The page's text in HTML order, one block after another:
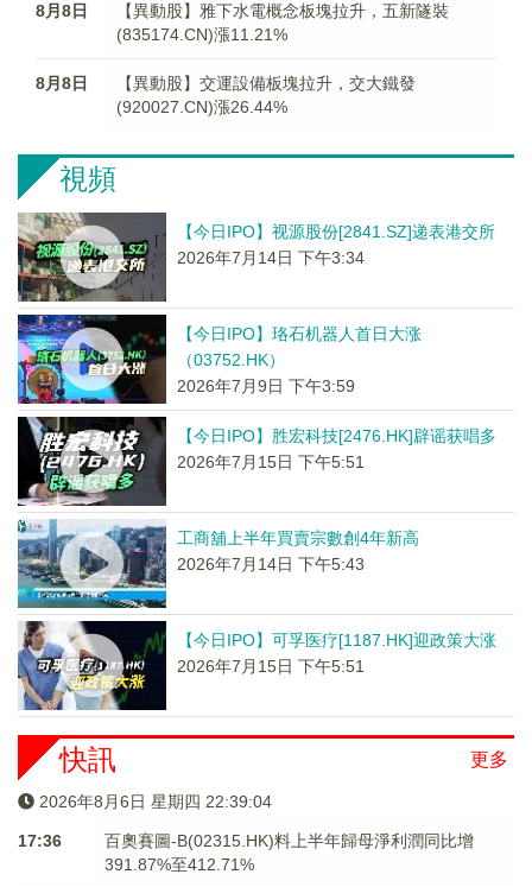
8月8日
【異動股】雅下水電概念板塊拉升，五新隧裝
(835174.CN)漲11.21%
8月8日
【異動股】交運設備板塊拉升，交大鐵發
(920027.CN)漲26.44%
視頻
【今日IPO】视源股份[2841.SZ]递表港交所
2026年7月14日 下午3:34
【今日IPO】珞石机器人首日大涨
（03752.HK）
2026年7月9日 下午3:59
【今日IPO】胜宏科技[2476.HK]辟谣获唱多
2026年7月15日 下午5:51
工商舖上半年買賣宗數創4年新高
2026年7月14日 下午5:43
【今日IPO】可孚医疗[1187.HK]迎政策大涨
2026年7月15日 下午5:51
更多
快訊
2026年8月6日 星期四 22:39:04
17:36
百奧賽圖-B(02315.HK)料上半年歸母淨利潤同比增
391.87%至412.71%